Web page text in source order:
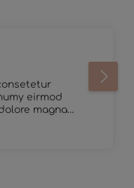
eirmod
magna
ea rebum. Stet